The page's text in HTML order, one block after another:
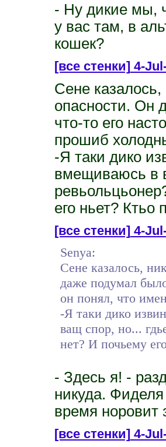
- Ну дикие мы,
у вас там, в
кошек?
[все стенки]4-
Сене
опасности. Он
что-то его
прошиб
-Я таки дико
вмещиваюсь в
его ньет? Ктьо
[все стенки]4-
Senya:
Сене казалось,
даже подумал
он понял, что
-Я таки дико
ващ спор, но...
нет? И почьему
- Здесь я! -
никуда.
время норовит
[все стенки]4-